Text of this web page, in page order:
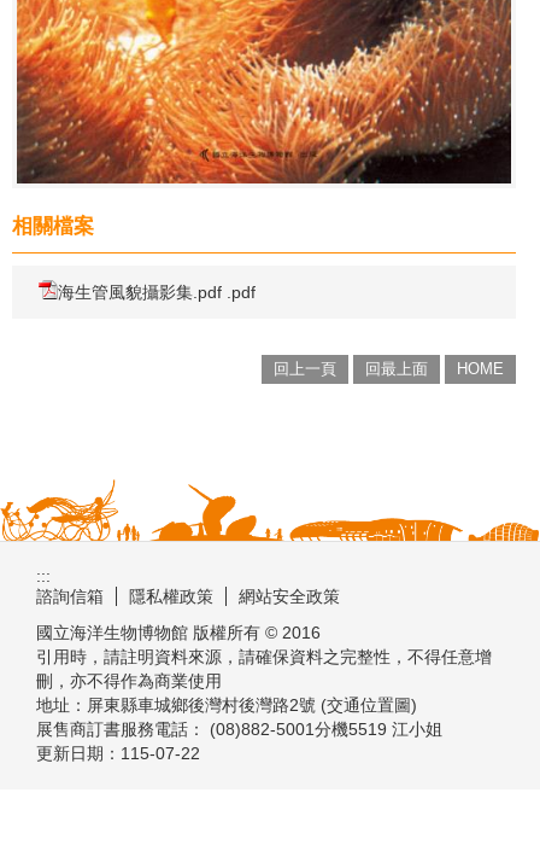
相關檔案
海生管風貌攝影集.pdf .pdf
回上一頁 回最上面 HOME
:::
諮詢信箱
隱私權政策
網站安全政策
國立海洋生物博物館 版權所有 © 2016
引用時，請註明資料來源，請確保資料之完整性，不得任意增
刪，亦不得作為商業使用
地址：屏東縣車城鄉後灣村後灣路2號 (交通位置圖)
展售商訂書服務電話： (08)882-5001分機5519 江小姐
更新日期： 115-07-22